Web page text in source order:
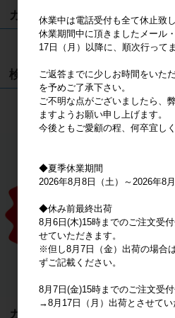
カート
カートは空
検索
カテゴリ
休業中は電話受付も全て休止致し
休業期間中に頂きましたメール
17日（月）以降に、順次行って
ご返答までに少しお時間をいた
を予めご了承下さい。
ご不明な点がございましたら、
ますようお願い申し上げます。
今後ともご愛顧の程、何卒宜し
◆夏季休業期間
2026年8月8日（土）～2026年8月
◆休み前最終出荷
8月6日(木)15時までのご注文受
せていただきます。
※但し8月7日（金）出荷の場合
ずご記載ください。
8月7日(金)15時までのご注文受
→8月17日（月）出荷とさせてい